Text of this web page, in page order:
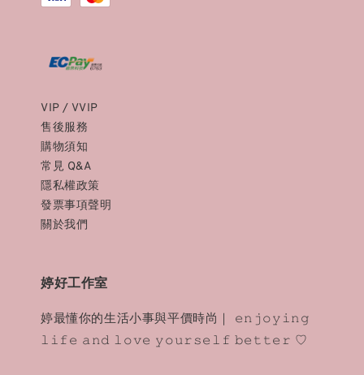
VIP / VVIP
售後服務
購物須知
常見 Q&A
隱私權政策
發票事項聲明
關於我們
婷好工作室
婷最懂你的生活小事與平價時尚｜ 𝚎𝚗𝚓𝚘𝚢𝚒𝚗𝚐
𝚕𝚒𝚏𝚎 𝚊𝚗𝚍 𝚕𝚘𝚟𝚎 𝚢𝚘𝚞𝚛𝚜𝚎𝚕𝚏 𝚋𝚎𝚝𝚝𝚎𝚛 ♡